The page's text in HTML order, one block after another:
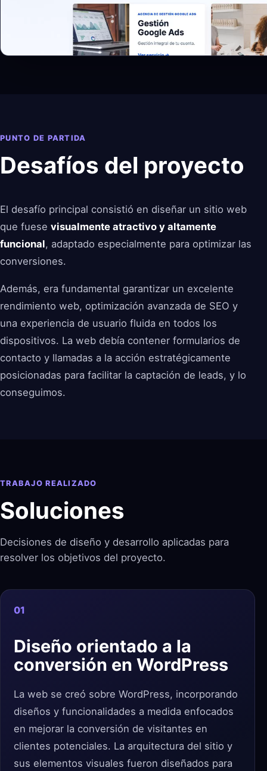
PUNTO DE PARTIDA
Desafíos del proyecto
El desafío principal consistió en diseñar un sitio web
que fuese visualmente atractivo y altamente
funcional, adaptado especialmente para optimizar las
conversiones.
Además, era fundamental garantizar un excelente
rendimiento web, optimización avanzada de SEO y
una experiencia de usuario fluida en todos los
dispositivos. La web debía contener formularios de
contacto y llamadas a la acción estratégicamente
posicionadas para facilitar la captación de leads, y lo
conseguimos.
TRABAJO REALIZADO
Soluciones
Decisiones de diseño y desarrollo aplicadas para
resolver los objetivos del proyecto.
01
Diseño orientado a la
conversión en WordPress
La web se creó sobre WordPress, incorporando
diseños y funcionalidades a medida enfocados
en mejorar la conversión de visitantes en
clientes potenciales. La arquitectura del sitio y
sus elementos visuales fueron diseñados para